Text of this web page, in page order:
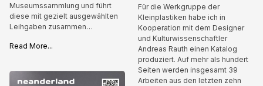
Museumssammlung und führt
diese mit gezielt ausgewählten
Leihgaben zusammen…
Read More...
Für die Werkgruppe der
Kleinplastiken habe ich in
Kooperation mit dem Designer
und Kulturwissenschaftler
Andreas Rauth einen Katalog
produziert. Auf mehr als hundert
Seiten werden insgesamt 39
Arbeiten aus den letzten zehn